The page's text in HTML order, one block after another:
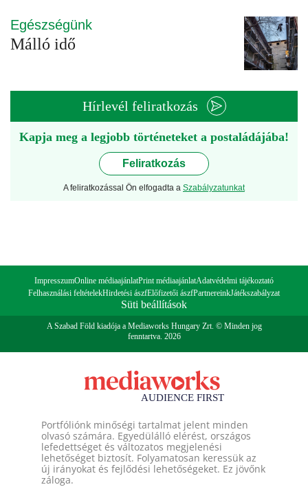
Egészségünk
Málló idő
Hírlevél feliratkozás
Kapja meg a legjobb történeteket a postaládájába!
Feliratkozás
A feliratkozással Ön elfogadta a Szabályzatunkat
ImpresszumOnline médiaajánlatPrint médiaajánlatAdatvédelmi tájékoztató
Felhasználási feltételekHirdetési ászfElőfizetői ászfPartnereinkJátékszabályzat
Süti beállítások
A Szabad Föld kiadója a Mediaworks Hungary Zrt. © Minden jog
fenntartva. 2026
Portfóliónk minőségi tartalmat jelent minden
olvasó számára. Egyedülálló elérést, országos
lefedettséget és változatos megjelenési
lehetőséget biztosít. Folyamatosan keressük az
új irányokat és fejlődési lehetőségeket. Ez jövőnk
záloga.